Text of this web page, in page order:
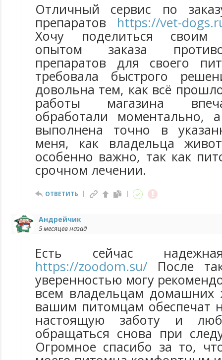
Отличный сервис по
препаратов https://vet-
Хочу поделиться своим
опытом заказа
препаратов для своего
требовала быстрого
довольна тем, как всё
работы магазина
обработали моментально,
выполнена точно в
меня, как владельца
особенно важно, так как
срочном лечении.
ОТВЕТИТЬ
Андрейчик
5 месяцев назад
Есть сейчас
https://zoodom.su/ После
уверенностью могу
всем владельцам домашних
вашим питомцам обеспечат
настоящую заботу и
обращаться снова при
Огромное спасибо за то,